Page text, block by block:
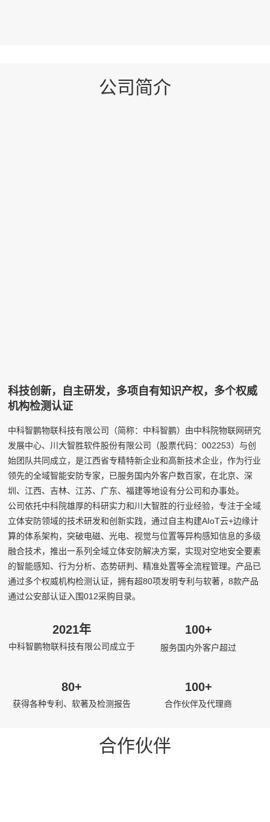
公司简介
科技创新，自主研发，多项自有知识产权，多个权威
机构检测认证
中科智鹏物联科技有限公司（简称：中科智鹏）由中科院物联网研究
发展中心、川大智胜软件股份有限公司（股票代码：002253）与创
始团队共同成立，是江西省专精特新企业和高新技术企业，作为行业
领先的全域智能安防专家，已服务国内外客户数百家，在北京、深
圳、江西、吉林、江苏、广东、福建等地设有分公司和办事处。
公司依托中科院雄厚的科研实力和川大智胜的行业经验，专注于全域
立体安防领域的技术研发和创新实践，通过自主构建AIoT云+边缘计
算的体系架构，突破电磁、光电、视觉与位置等异构感知信息的多级
融合技术，推出一系列全域立体安防解决方案，实现对空地安全要素
的智能感知、行为分析、态势研判、精准处置等全流程管理。产品已
通过多个权威机构检测认证，拥有超80项发明专利与软著，8款产品
通过公安部认证入围012采购目录。
2021年
中科智鹏物联科技有限公司成立于
100+
服务国内外客户超过
80+
获得各种专利、软著及检测报告
100+
合作伙伴及代理商
合作伙伴